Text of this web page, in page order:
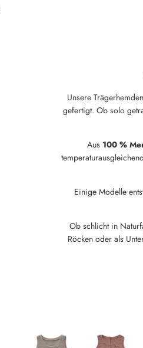
Unsere
gefertigt. Ob solo
Aus 100 %
Einige Modelle
Ob schlicht in
Röcken oder als